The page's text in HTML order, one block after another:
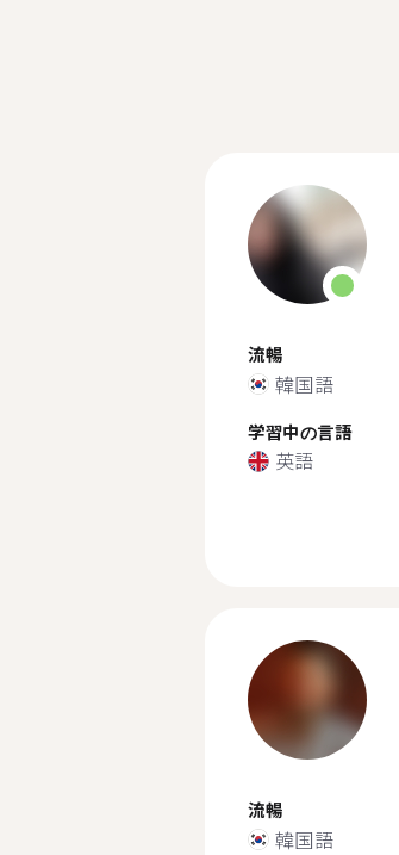
流暢
韓国語
学習中の言語
英語
流暢
韓国語